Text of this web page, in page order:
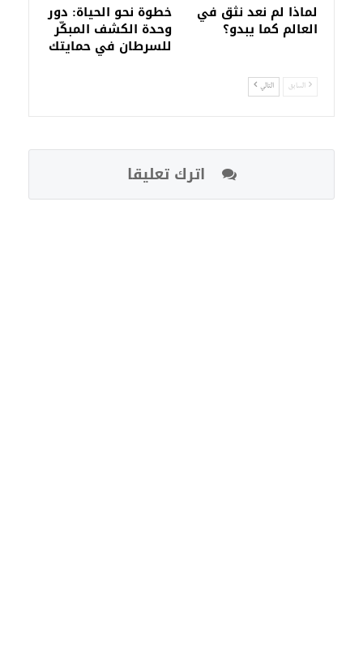
لماذا لم نعد نثق في
العالم كما يبدو؟
خطوة نحو الحياة: دور
وحدة الكشف المبكّر
للسرطان في حمايتك
السابق التالي
اترك تعليقا